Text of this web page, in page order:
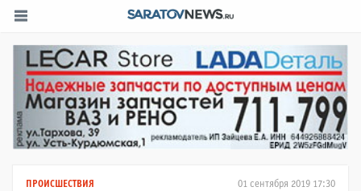
01 сентября 2019 17:30
ПРОИСШЕСТВИЯ